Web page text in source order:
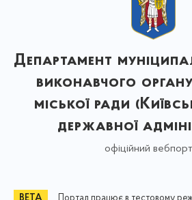
Департамент
виконавчого
міської ради
державної
офіційний